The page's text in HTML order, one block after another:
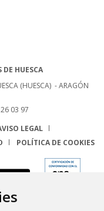
HUESCA
(HUESCA) - ARAGÓN
03 97
LEGAL
POLÍTICA DE COOKIES